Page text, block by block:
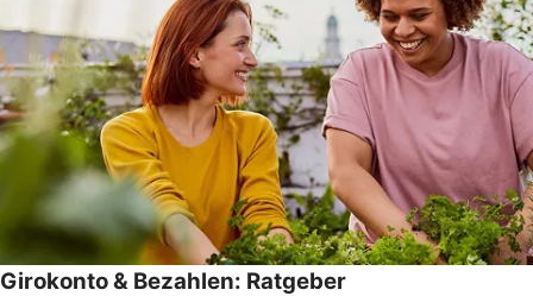
Girokonto & Bezahlen: Ratgeber